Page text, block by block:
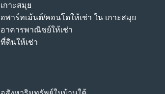
เกาะสมุย
อพาร์ทเม้นต์/คอนโดให้เช่า ใน เกาะสมุย
อาคารพาณิชย์ให้เช่า
ที่ดินให้เช่า